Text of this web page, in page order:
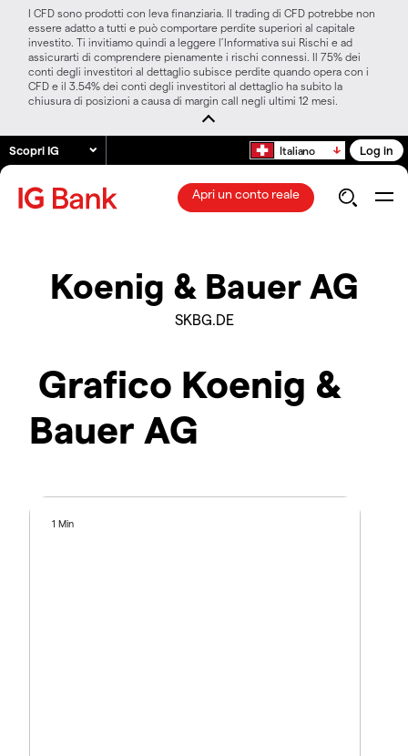
I CFD sono prodotti con leva finanziaria. Il trading di CFD potrebbe non
essere adatto a tutti e può comportare perdite superiori al capitale
investito. Ti invitiamo quindi a leggere l’Informativa sui Rischi e ad
assicurarti di comprendere pienamente i rischi connessi. Il 75% dei
conti degli investitori al dettaglio subisce perdite quando opera con i
CFD e il 3.54% dei conti degli investitori al dettaglio ha subito la
chiusura di posizioni a causa di margin call negli ultimi 12 mesi.
Scopri IG Italiano Log in
Apri un conto reale
Koenig & Bauer AG
SKBG.DE
Grafico Koenig &
Bauer AG
1 Min